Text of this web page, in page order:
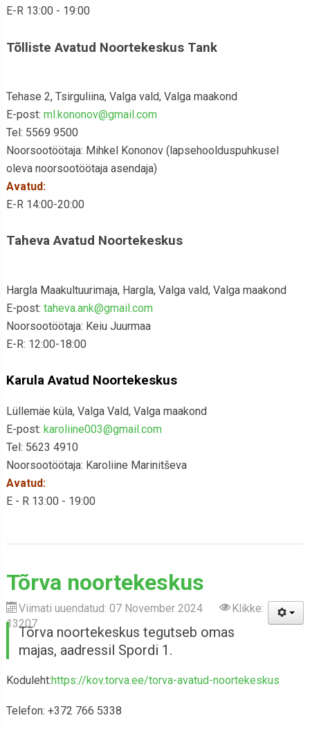
E-R 13:00 - 19:00
Tõlliste Avatud Noortekeskus Tank
Tehase 2, Tsirguliina, Valga vald, Valga maakond
E-post: ml.kononov@gmail.com
Tel: 5569 9500
Noorsootöötaja: Mihkel Kononov (lapsehoolduspuhkusel
oleva noorsootöötaja asendaja)
Avatud:
E-R 14:00-20:00
Taheva Avatud Noortekeskus
Hargla Maakultuurimaja, Hargla, Valga vald, Valga maakond
E-post: taheva.ank@gmail.com
Noorsootöötaja: Keiu Juurmaa
E-R: 12:00-18:00
Karula Avatud Noortekeskus
Lüllemäe küla, Valga Vald, Valga maakond
E-post: karoliine003@gmail.com
Tel: 5623 4910
Noorsootöötaja: Karoliine Marinitševa
Avatud:
E - R 13:00 - 19:00
Tõrva noortekeskus
Viimati uuendatud: 07 November 2024
Klikke:
13207
Tõrva noortekeskus tegutseb omas
majas, aadressil Spordi 1.
Koduleht:https://kov.torva.ee/torva-avatud-noortekeskus
Telefon: +372 766 5338